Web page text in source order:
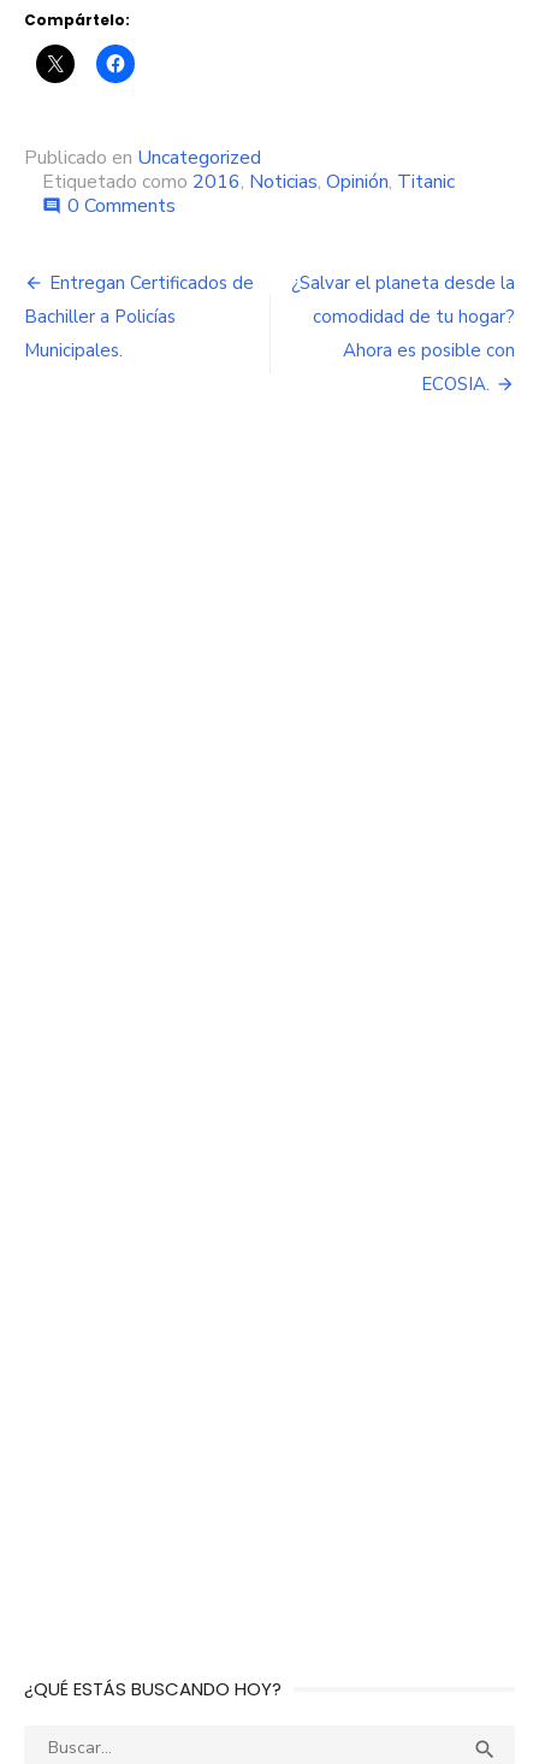
Compártelo:
Publicado en Uncategorized
Etiquetado como 2016, Noticias, Opinión, Titanic
comment 0 Comments
Navegación
de
entradas
Entregan Certificados de
Bachiller a Policías
Municipales.
¿Salvar el planeta desde la
comodidad de tu hogar?
Ahora es posible con
ECOSIA.
¿QUÉ ESTÁS BUSCANDO HOY?
Buscar: 